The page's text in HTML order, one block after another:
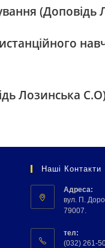
Лозинська
Наші Контакти
Адреса:
вул. П.
79007.
тел:
(032) 261-